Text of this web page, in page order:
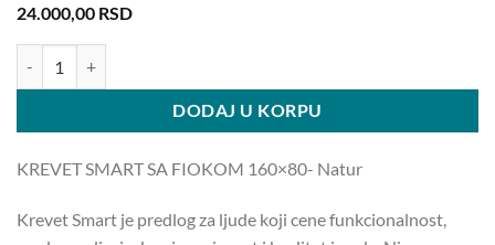
24.000,00 RSD
DODAJ U KORPU
KREVET SMART SA FIOKOM 160×80- Natur
Krevet Smart je predlog za ljude koji cene funkcionalnost,